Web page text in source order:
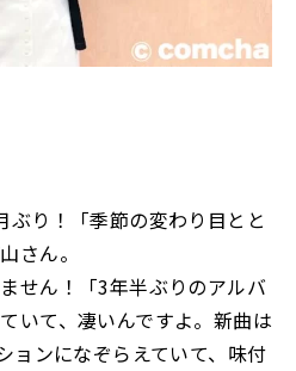
ぶり！「季節の変わり目とと
さん。
せん！「3年半ぶりのアルバ
いて、凄いんですよ。新曲は
ョンになぞらえていて、味付